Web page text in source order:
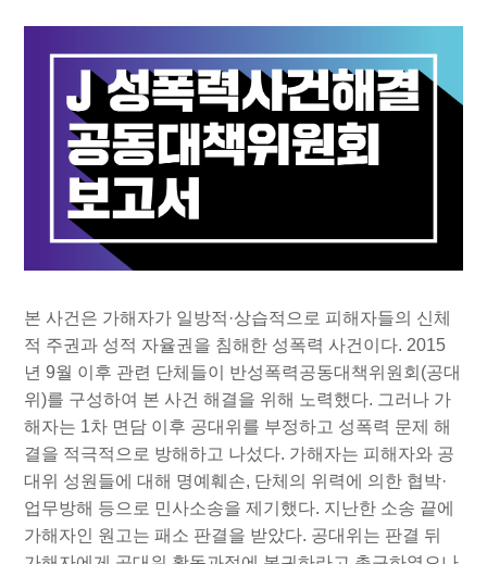
본 사건은 가해자가 일방적·상습적으로 피해자들의 신체
적 주권과 성적 자율권을 침해한 성폭력 사건이다. 2015
년 9월 이후 관련 단체들이 반성폭력공동대책위원회(공대
위)를 구성하여 본 사건 해결을 위해 노력했다. 그러나 가
해자는 1차 면담 이후 공대위를 부정하고 성폭력 문제 해
결을 적극적으로 방해하고 나섰다. 가해자는 피해자와 공
대위 성원들에 대해 명예훼손, 단체의 위력에 의한 협박·
업무방해 등으로 민사소송을 제기했다. 지난한 소송 끝에
가해자인 원고는 패소 판결을 받았다. 공대위는 판결 뒤